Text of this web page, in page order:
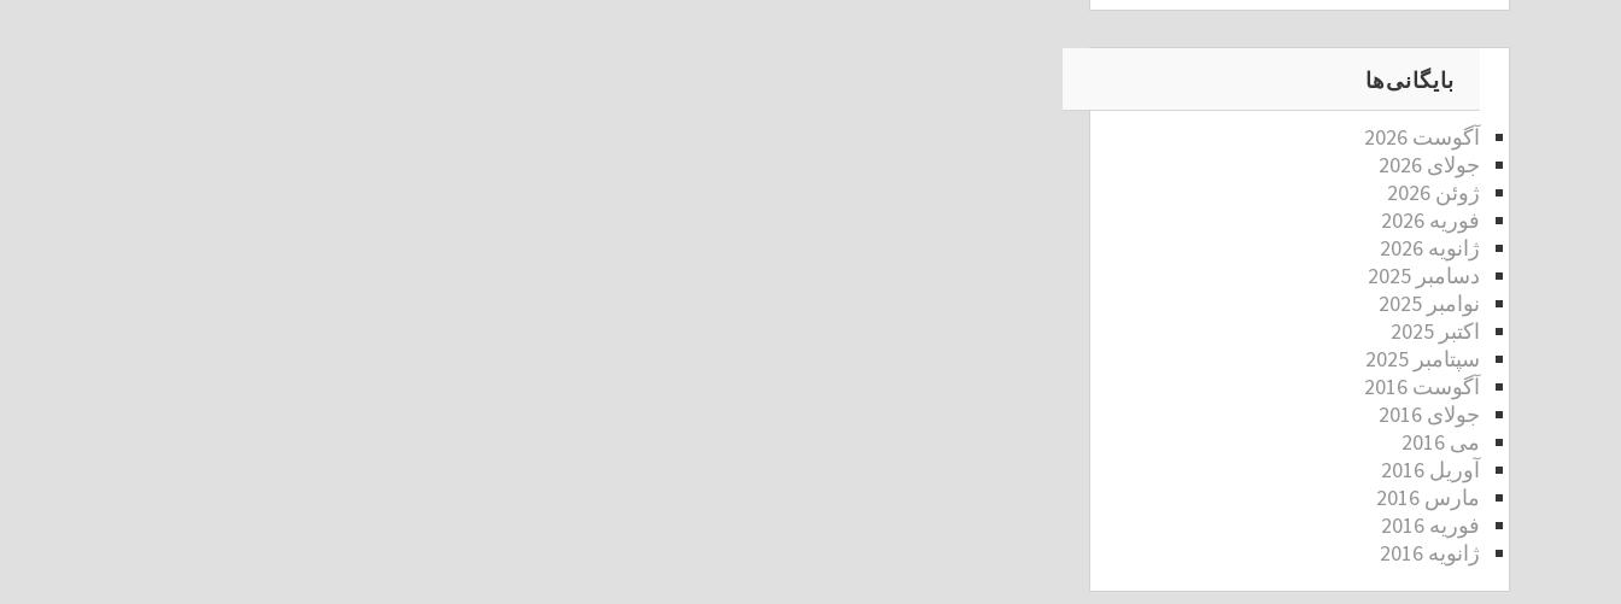
بایگانی‌ها
آگوست 2026
جولای 2026
ژوئن 2026
فوریه 2026
ژانویه 2026
دسامبر 2025
نوامبر 2025
اکتبر 2025
سپتامبر 2025
آگوست 2016
جولای 2016
می 2016
آوریل 2016
مارس 2016
فوریه 2016
ژانویه 2016